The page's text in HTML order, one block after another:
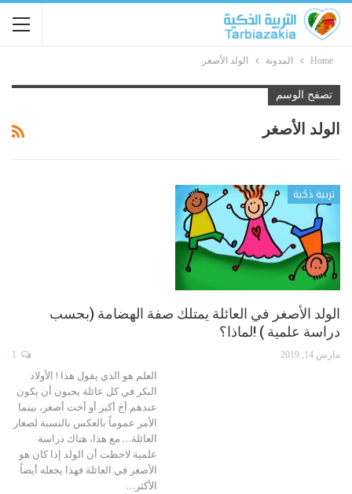
Home المدونة الولد الأصغر
تصفح الوسم
الولد الأصغر
تربية ذكية
الولد الأصغر في العائلة يمتلك صفة الهضامة (بحسب
دراسة علمية ) !لماذا؟
مارس 14, 2019
العلم هو الذي يقول هذا ! الأولاد
البكر في كل عائلة يحبون أن يكون
عندهم أخ أكبر أو أخت أصغر، بينما
الأمر عموماً بالعكس بالنسبة لصغار
العائلة… مع هذا، هناك دراسة
علمية لاحظت أن الولد إذا كان هو
الأصغر في العائلة فهذا يجعله أيضاً
الأكثر …